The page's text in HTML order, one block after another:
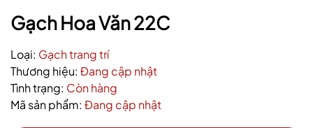
Gạch Hoa Văn 22C
Loại: Gạch trang trí
Thương hiệu: Đang cập nhật
Tình trạng: Còn hàng
Mã sản phẩm: Đang cập nhật